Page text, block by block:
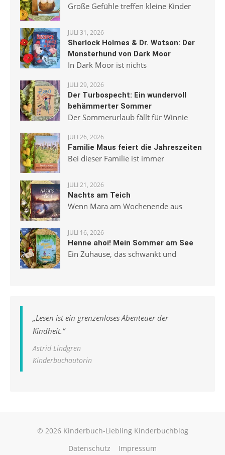
Große Gefühle treffen kleine Kinder
JULI 31, 2026
Sherlock Holmes & Dr. Watson: Der
Monsterhund von Dark Moor
In Dark Moor ist nichts
JULI 29, 2026
Der Turbospecht: Ein wundervoll
behämmerter Sommer
Der Sommerurlaub fällt für Winnie
JULI 26, 2026
Familie Maus feiert die Jahreszeiten
Bei dieser Familie ist immer
JULI 21, 2026
Nachts am Teich
Wenn Mara am Wochenende aus
JULI 16, 2026
Henne ahoi! Mein Sommer am See
Ein Zuhause, das schwankt und
„Lesen ist ein grenzenloses Abenteuer der
Kindheit.“
Astrid Lindgren
Kinderbuchautorin
© 2026 Kinderbuch-Liebling Kinderbuchblog
Datenschutz
Impressum